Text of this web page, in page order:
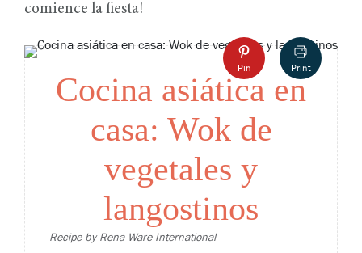
comience la fiesta!
Pin Print
Cocina asiática en
casa: Wok de
vegetales y
langostinos
Recipe by Rena Ware International